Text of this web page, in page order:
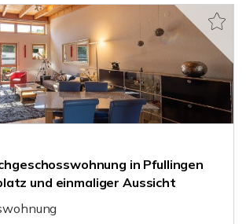
in Pfullingen
und einmaliger Aussicht